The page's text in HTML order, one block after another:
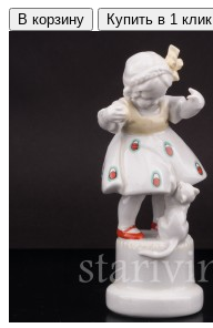
В корзину Купить в 1 клик